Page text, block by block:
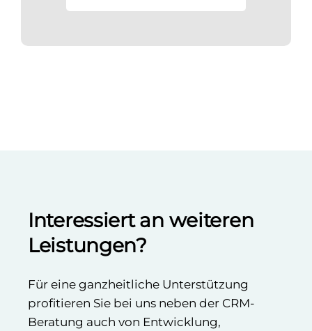
Interessiert an weiteren
Leistungen?
Für eine ganzheitliche Unterstützung
profitieren Sie bei uns neben der CRM-
Beratung auch von Entwicklung,